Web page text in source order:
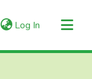
Log In (current)